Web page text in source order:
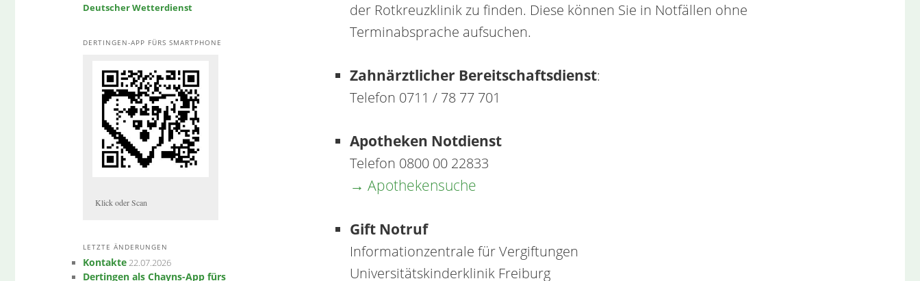
der Rotkreuzklinik zu finden. Diese können Sie in Notfällen ohne
Terminabsprache aufsuchen.
Zahnärztlicher Bereitschaftsdienst:
Telefon 0711 / 78 77 701
Apotheken Notdienst
Telefon 0800 00 22833
→ Apothekensuche
Gift Notruf
Informationzentrale für Vergiftungen
Universitätskinderklinik Freiburg
DERTINGEN-APP FÜRS SMARTPHONE
Klick oder Scan
LETZTE ÄNDERUNGEN
Kontakte22.07.2026
Dertingen als Chayns-App fürs